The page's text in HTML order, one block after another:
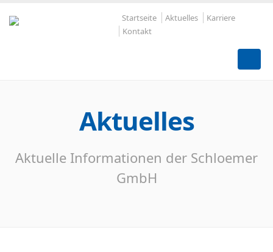
Startseite Aktuelles
Karriere
Kontakt
Aktuelles
Aktuelle Informationen der Schloemer
GmbH